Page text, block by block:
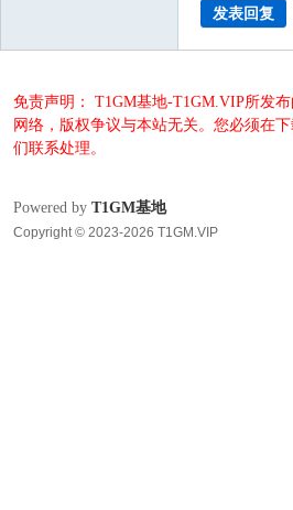
发表回复
免责声明： T1GM基地-T1GM.VIP所发
网络，版权争议与本站无关。您必须在
们联系处理。
Powered by T1GM基地
Copyright © 2023-2026 T1GM.VIP